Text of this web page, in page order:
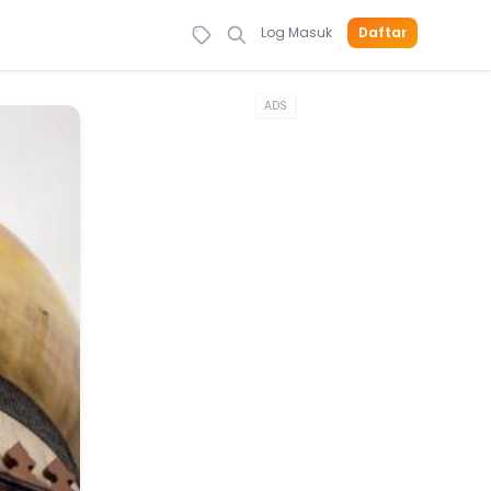
Log Masuk Daftar
ADS